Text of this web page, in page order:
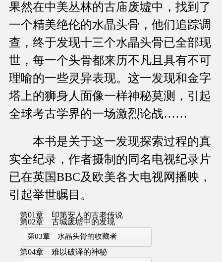
果然在中美丛林的古庙废墟中，找到了
一个精美绝伦的水晶头骨，他们追踪调
查，终于发现十三个水晶头骨已全部现
世，每一个头骨都来历不凡且具有不可
理喻的一些灵异表现。这一发现和金字
塔上的狮身人面像一样神秘莫测，引起
全球考古学界的一场激烈论战……
本书是关于这一发现探索过程的真
实全纪录，作者摄制的同名电视纪录片
已在英国BBC及欧美各大电视网播映，
引起举世瞩目。
第01章 印第安人的古老传说
第02章 古城废墟中的发现
第03章 水晶头骨的收藏者
第04章 难以破译的神秘